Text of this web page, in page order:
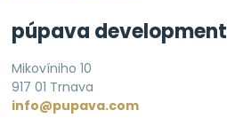
púpava development
Mikovíniho 10
917 01 Trnava
info@pupava.com